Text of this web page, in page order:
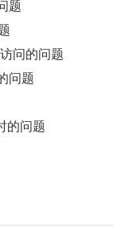
题
问的问题
问题
的问题